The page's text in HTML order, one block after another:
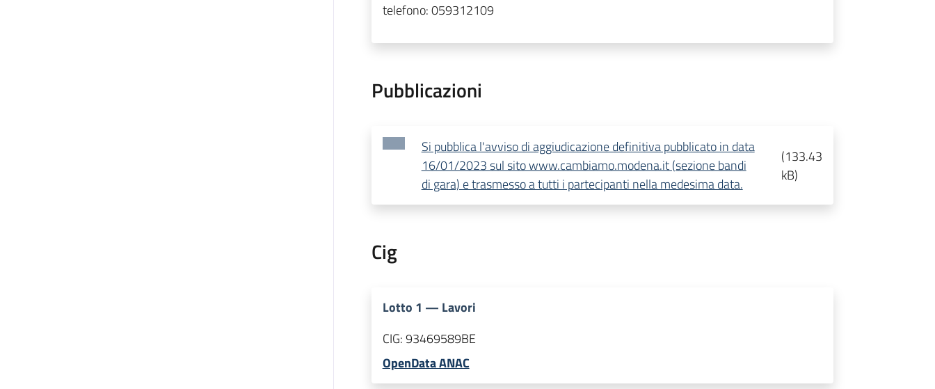
telefono:059312109
Pubblicazioni
Si pubblica l'avviso di aggiudicazione definitiva pubblicato in data
16/01/2023 sul sito www.cambiamo.modena.it (sezione bandi
di gara) e trasmesso a tutti i partecipanti nella medesima data.
(133.43
kB)
Cig
Lotto 1 — Lavori
CIG:93469589BE
OpenData ANAC